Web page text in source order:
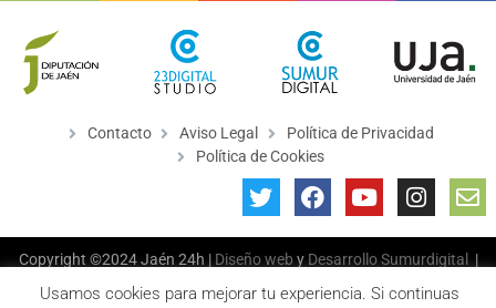
Contacto Aviso Legal
Política de Privacidad
Política de Cookies
Copyright ©2024 Jaén 24h | Diseño weby Desarrollo Sumurdigital
|
All Rights Reserved
Usamos cookies para mejorar tu experiencia. Si continuas